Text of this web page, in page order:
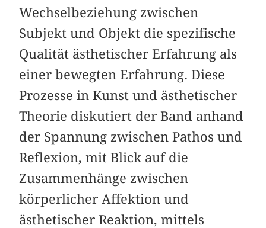
Wechselbeziehung zwischen
Subjekt und Objekt die spezifische
Qualität ästhetischer Erfahrung als
einer bewegten Erfahrung. Diese
Prozesse in Kunst und ästhetischer
Theorie diskutiert der Band anhand
der Spannung zwischen Pathos und
Reflexion, mit Blick auf die
Zusammenhänge zwischen
körperlicher Affektion und
ästhetischer Reaktion, mittels